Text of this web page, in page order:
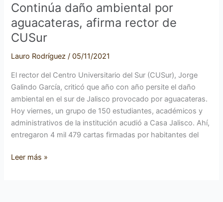
Continúa daño ambiental por
aguacateras, afirma rector de
CUSur
Lauro Rodríguez/05/11/2021
El rector del Centro Universitario del Sur (CUSur), Jorge
Galindo García, criticó que año con año persite el daño
ambiental en el sur de Jalisco provocado por aguacateras.
Hoy viernes, un grupo de 150 estudiantes, académicos y
administrativos de la institución acudió a Casa Jalisco. Ahí,
entregaron 4 mil 479 cartas firmadas por habitantes del
Leer más »